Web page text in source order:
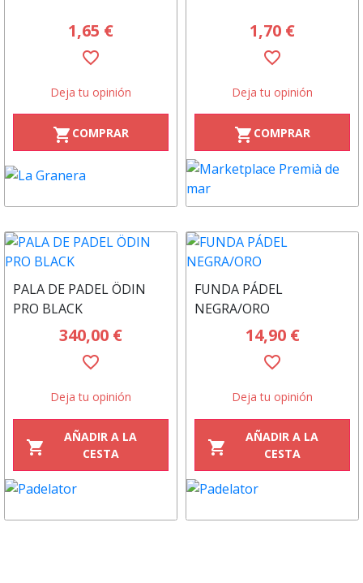
1,65 €
favorite_border
Deja tu opinión
shopping_cart COMPRAR
1,70 €
favorite_border
Deja tu opinión
shopping_cart COMPRAR
PALA DE PADEL ÖDIN
PRO BLACK
340,00 €
favorite_border
Deja tu opinión
shopping_cart
AÑADIR A LA
CESTA
FUNDA PÁDEL
NEGRA/ORO
14,90 €
favorite_border
Deja tu opinión
shopping_cart
AÑADIR A LA
CESTA